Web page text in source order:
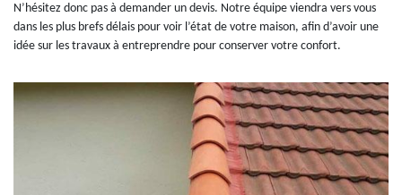
N’hésitez donc pas à demander un devis. Notre équipe viendra vers vous
dans les plus brefs délais pour voir l’état de votre maison, afin d’avoir une
idée sur les travaux à entreprendre pour conserver votre confort.